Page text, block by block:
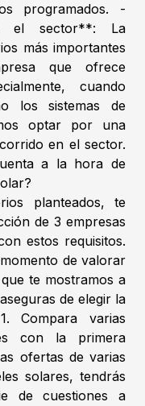
programados. -
el sector**: La
más importantes
que ofrece
cuando
los sistemas de
optar por una
en el sector.
a la hora de
planteados, te
de 3 empresas
estos requisitos.
de valorar
te mostramos a
de elegir la
Compara varias
con la primera
ofertas de varias
solares, tendrás
de cuestiones a